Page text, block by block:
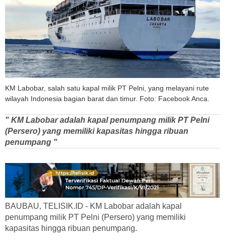
KM Labobar, salah satu kapal milik PT Pelni, yang melayani rute
wilayah Indonesia bagian barat dan timur. Foto: Facebook Anca.
" KM Labobar adalah kapal penumpang milik PT Pelni
(Persero) yang memiliki kapasitas hingga ribuan
penumpang "
BAUBAU, TELISIK.ID - KM Labobar adalah kapal
penumpang milik PT Pelni (Persero) yang memiliki
kapasitas hingga ribuan penumpang.